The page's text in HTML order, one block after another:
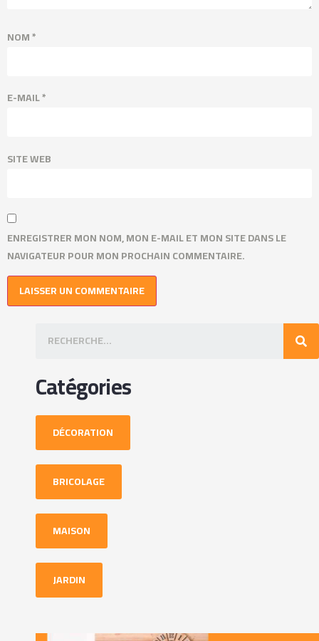
NOM*
E-MAIL*
SITE WEB
ENREGISTRER MON NOM, MON E-MAIL ET MON SITE DANS LE
NAVIGATEUR POUR MON PROCHAIN COMMENTAIRE.
Catégories
DÉCORATION
BRICOLAGE
MAISON
JARDIN